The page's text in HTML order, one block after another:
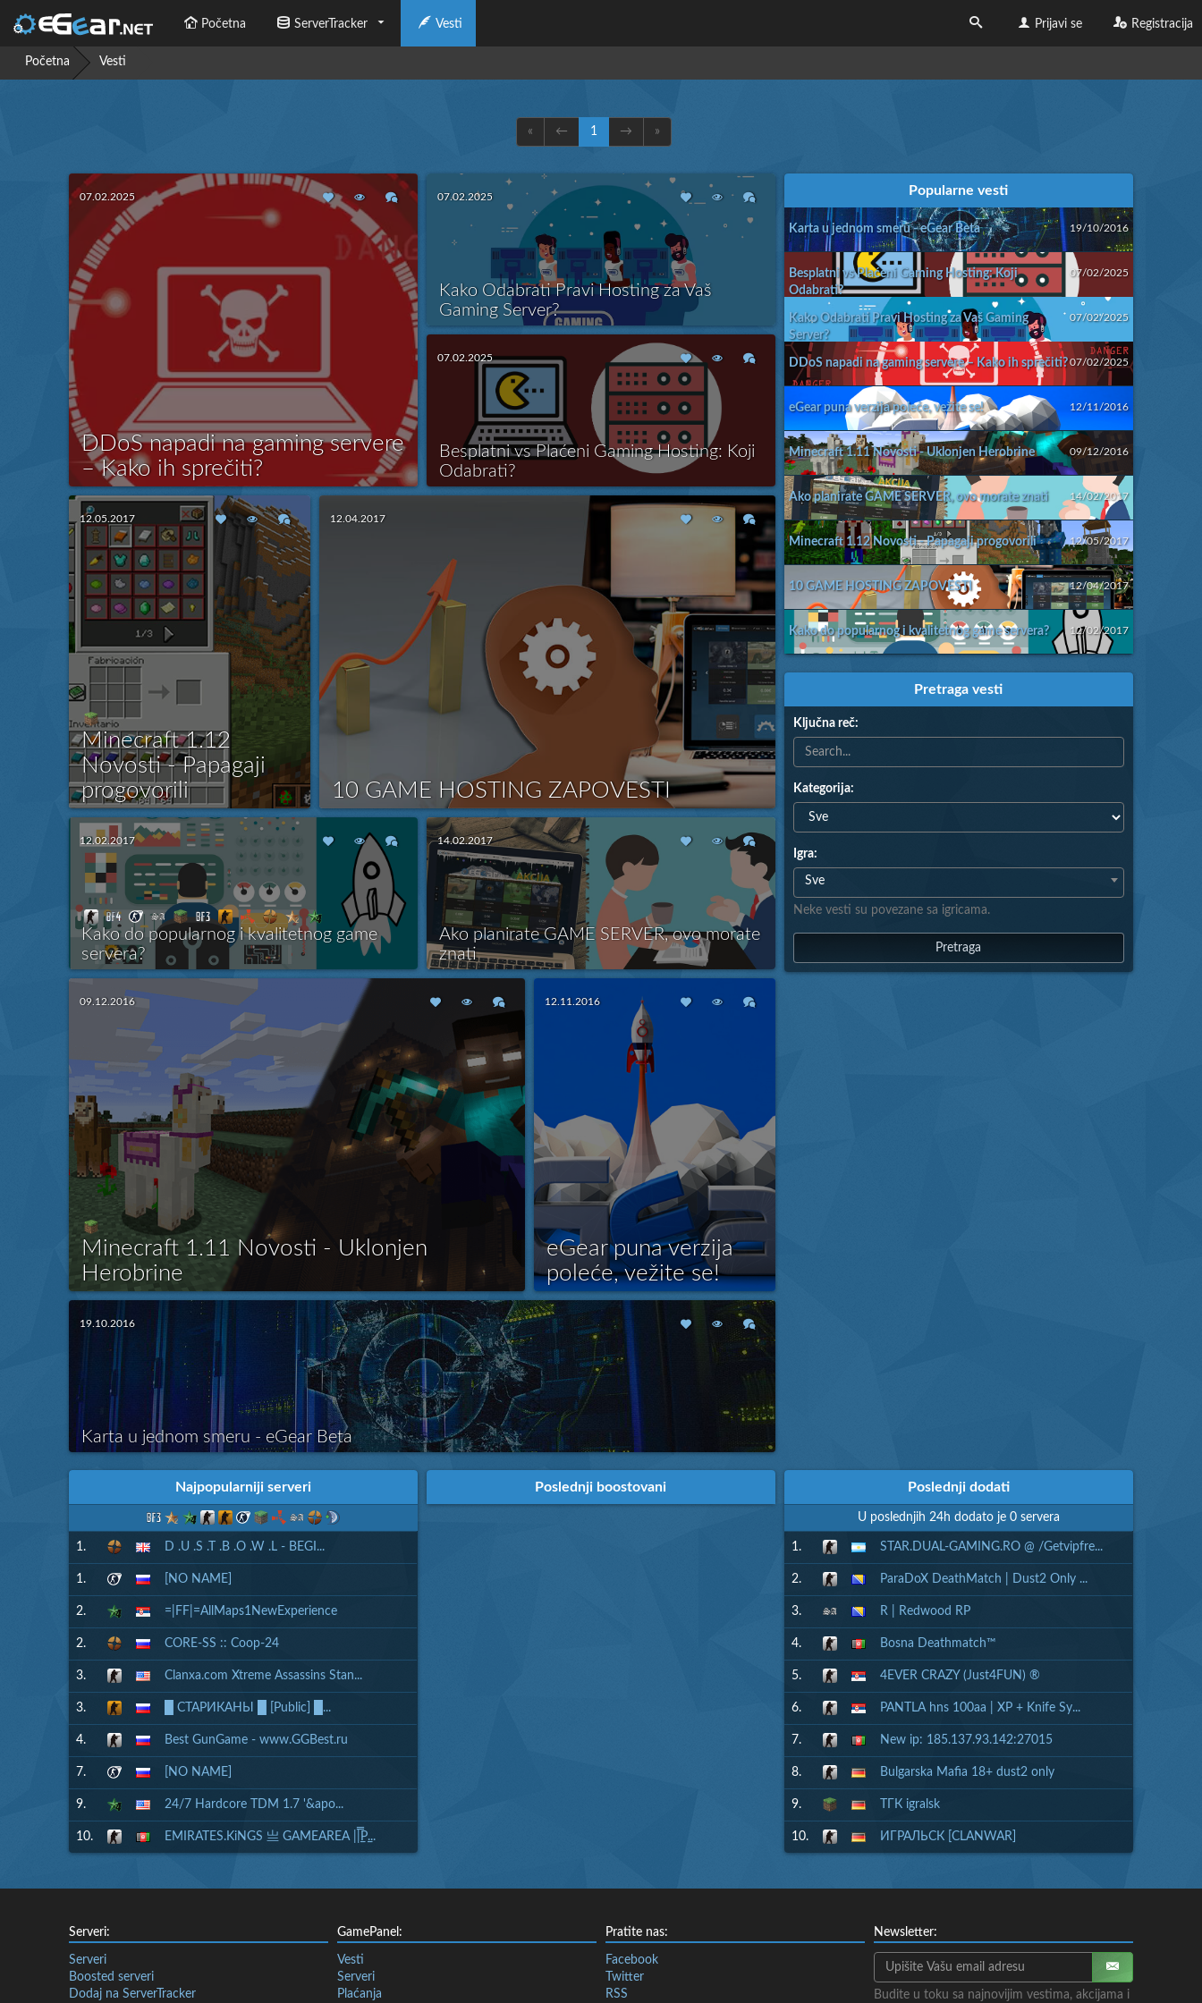
Početna ServerTracker Vesti Prijavi se Registracija
Početna Vesti
« ← 1 → »
07.02.2025
DDoS napadi na gaming servere
– Kako ih sprečiti?
Gaming serveri su česta meta DDoS napada, koji mogu
izazvati prekide u radu, gubitak igrača i finansijske gubitke
za vlasnike servera. U ovom tekstu ćemo objasniti šta su
DDoS napadi, kako funkcionišu i kako se možete efikasno
zaštititi.
Šta su DDoS napadi? DDoS (Distributed Den...
07.02.2025
Kako Odabrati Pravi Hosting za Vaš
Gaming Server?
U svetu online igara, stabilan i brz server je ključ za
kvalitetno iskustvo igrača. Odabir pravog hostinga za vaš
gaming server može biti izazovan, jer postoji mnogo
faktora koji utiču na performanse i stabilnost. U ovom
blogu ćemo analizirati ključne aspekte koje treba uzeti u
obzir pri i...
Više
07.02.2025
Besplatni vs Plaćeni Gaming Hosting: Koji
Odabrati?
U svetu gaming servera, odabir pravog hostinga je ključan
za nesmetano igranje i dobar korisnički doživljaj. Mnogi
igrači i administratori servera se pitaju da li da koriste
tekstu ćemo analizirati prednosti i mane oba rešenja kako
b...
12.05.2017
Minecraft 1.12
Novosti - Papagaji
progovorili
Nova verzija Minecraft igre donela nam
je jako zanimljive stvari, ali još uvek
očekujemo da će pored ubačenih novih
mogućnosti biti sređeni određeni lagovi
i bagovi koji će doprineti boljem
iskustvu u igri! Pre nego što počnete sa
testiranjem MC-a na 1.12 verziji
saznajte šta je to novo implement...
12.04.2017
10 GAME HOSTING ZAPOVESTI
Za vas smo pripremili pobednički recept. Posle par godina rada u sferi game
servera i hostinga prenosimo vam naše iskustvo i to šta je najvažnije da bi
server postao što kvalitetniji i popularniji. Držite se ovih 10 zapovesti i eGear
hostinga i videćete veliki rast kako u broju igrača tako i u broju...
Više
12.02.2017
Kako do popularnog i kvalitetnog game
servera?
U ovoj temi objasniću vam kako funkcionišu neke stvari u
Minecraft svetu i kako uspeti sa Minecraft serverom.
Server je potrebno pre svega da kada se pokrene bude na
mreži (online) 99,99% kako bi ga Minecraft igrači videli kao
server koji ne puca stalno, ne gasi se i radi konstantno.
Više
14.02.2017
Ako planirate GAME SERVER, ovo morate
znati
Imati server kod nas nije samo obično hostovanje servera,
kod nas je mnogo više od toga. Mi uvek ciljamo vaše
potrebe sa željom da vaši serveri budu rangirani što više!1.
Vi zaslužujete da dobijete
ono šta ste platili. Kada pogledamo cenu n...
Više
09.12.2016
Minecraft 1.11 Novosti - Uklonjen
Herobrine
Ćao drugari! Kao što svi znate Mojang tj. Minecraft tim još uvek aktivno i
veoma dobro radi svoj posao na polju Minecraft-a i nadamo se da će tako
raditi i na dalje! Ima dosta novosti za verziju 1.11, koje se najviše odnose na
unapređenje istraživanja u Minecraft svetu. Ono šta smo mi primetili ...
Više
12.11.2016
eGear puna verzija
poleće, vežite se!
eGear Beta verzija trajala je 59 dana
dana i za to vreme rešeno je puno
problema, ali i dodato mnogo novih
stvari, koje su klijenti prebačeni sa
MDB iOBDhostinga, imali prilike da
isprobaju i da nam daju povratne
informacije! Problemi i bagovi bili su
očekivani, jer ceo sistem nij...
19.10.2016
Karta u jednom smeru - eGear Beta
koje do sada nisu viđene, mogućnosti koje su bile viđene,...
Popularne vesti
Karta u jednom smeru - eGear Beta 19/10/2016
Besplatni vs Plaćeni Gaming Hosting: Koji
Odabrati?
07/02/2025
Kako Odabrati Pravi Hosting za Vaš Gaming
Server?
07/02/2025
DDoS napadi na gaming servere – Kako ih sprečiti?07/02/2025
eGear puna verzija poleće, vežite se! 12/11/2016
Minecraft 1.11 Novosti - Uklonjen Herobrine 09/12/2016
Ako planirate GAME SERVER, ovo morate znati 14/02/2017
Minecraft 1.12 Novosti - Papagaji progovorili 12/05/2017
10 GAME HOSTING ZAPOVESTI 12/04/2017
Kako do popularnog i kvalitetnog game servera? 12/02/2017
Pretraga vesti
Ključna reč:
Kategorija:
Igra:
Sve
Neke vesti su povezane sa igricama.
Najpopularniji serveri
1. D .U .S .T .B .O .W .L - BEGI...
1. [NO NAME]
2. =|FF|=AllMaps1NewExperience
2. CORE-SS :: Coop-24
3. Clanxa.com Xtreme Assassins Stan...
3. █ СТАРИКАНЫ █ [Public] █...
4. Best GunGame - www.GGBest.ru
7. [NO NAME]
9. 24/7 Hardcore TDM 1.7 '&apo...
10. EMIRATES.KiNGS 亗 GAMEAREA ||͇̿P͇...
Poslednji boostovani Poslednji dodati
U poslednjih 24h dodato je 0 servera
1. STAR.DUAL-GAMING.RO @ /Getvipfre...
2. ParaDoX DeathMatch | Dust2 Only ...
3. R | Redwood RP
4. Bosna Deathmatch™
5. 4EVER CRAZY (Just4FUN) ®
6. PANTLA hns 100aa | XP + Knife Sy...
7. New ip: 185.137.93.142:27015
8. Bulgarska Mafia 18+ dust2 only
9. ТГК igralsk
10. ИГРАЛЬСК [CLANWAR]
Serveri:
Serveri
Boosted serveri
Dodaj na ServerTracker
GamePanel:
Vesti
Serveri
Plaćanja
Pratite nas:
Facebook
Twitter
RSS
Newsletter:
Budite u toku sa najnovijim vestima, akcijama i